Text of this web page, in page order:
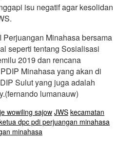
isu negatif agar kesolidan
Minahasa bersama
seperti tentang Sosialisasi
2019 dan rencana
Minahasa yang akan di
Sulut yang juga adalah
lumanauw)
wowiling sajow JWS kecamatan
dpc pdi perjuangan minahasa
minahasa